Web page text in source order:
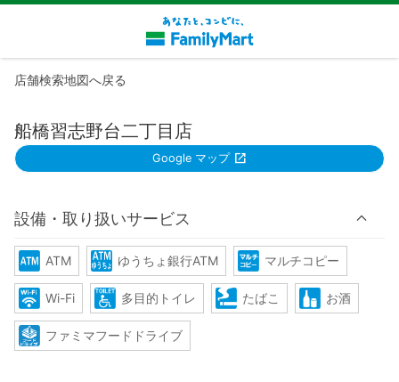
店舗検索地図へ戻る
船橋習志野台二丁目店
Google マップ
設備・取り扱いサービス
ATM ゆうちょ銀行ATM マルチコピー
Wi-Fi 多目的トイレ たばこ お酒
ファミマフードドライブ